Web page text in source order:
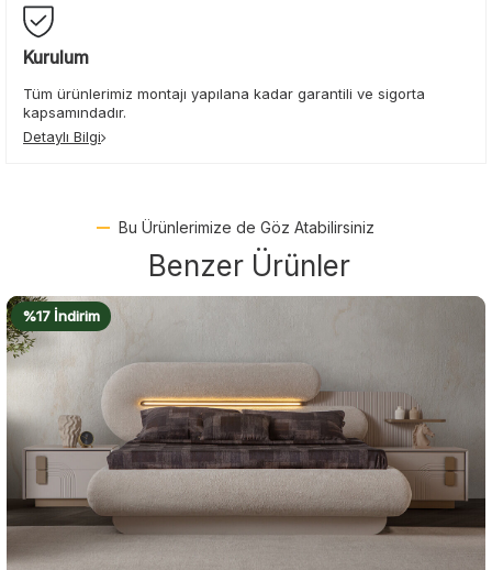
Kurulum
Tüm ürünlerimiz montajı yapılana kadar garantili ve sigorta
kapsamındadır.
Detaylı Bilgi
Bu Ürünlerimize de Göz Atabilirsiniz
Benzer Ürünler
%17 İndirim